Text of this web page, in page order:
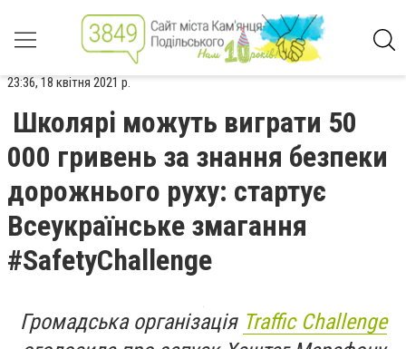
23:36, 18 квітня 2021 р.
Школярі можуть виграти 50
000 гривень за знання безпеки
дорожнього руху: стартує
Всеукраїнське змагання
#SafetyChallenge
Громадська організація Traffic Challenge